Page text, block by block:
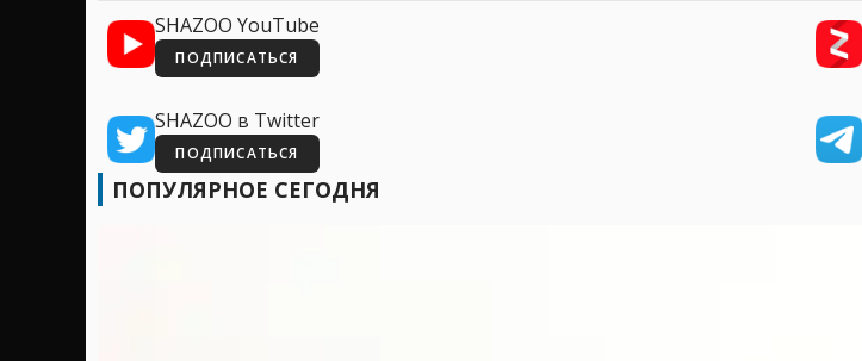
SHAZOO YouTube
ПОДПИСАТЬСЯ
SHAZOO в Twitter
ПОДПИСАТЬСЯ
ПОПУЛЯРНОЕ СЕГОДНЯ